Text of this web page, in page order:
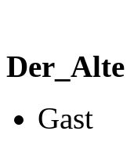
Der_Alte
Gast